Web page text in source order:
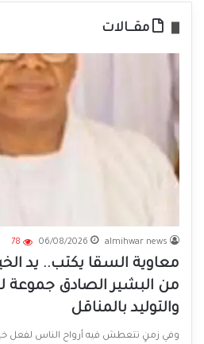
مقـــالات
almihwar news
06/08/2026
78
معاوية السقا يكتب.. يد
من البشير الصادق
والتوليد بالمناقل
وفي زمنٍ تتعطش فيه أرواح الناس لفعل